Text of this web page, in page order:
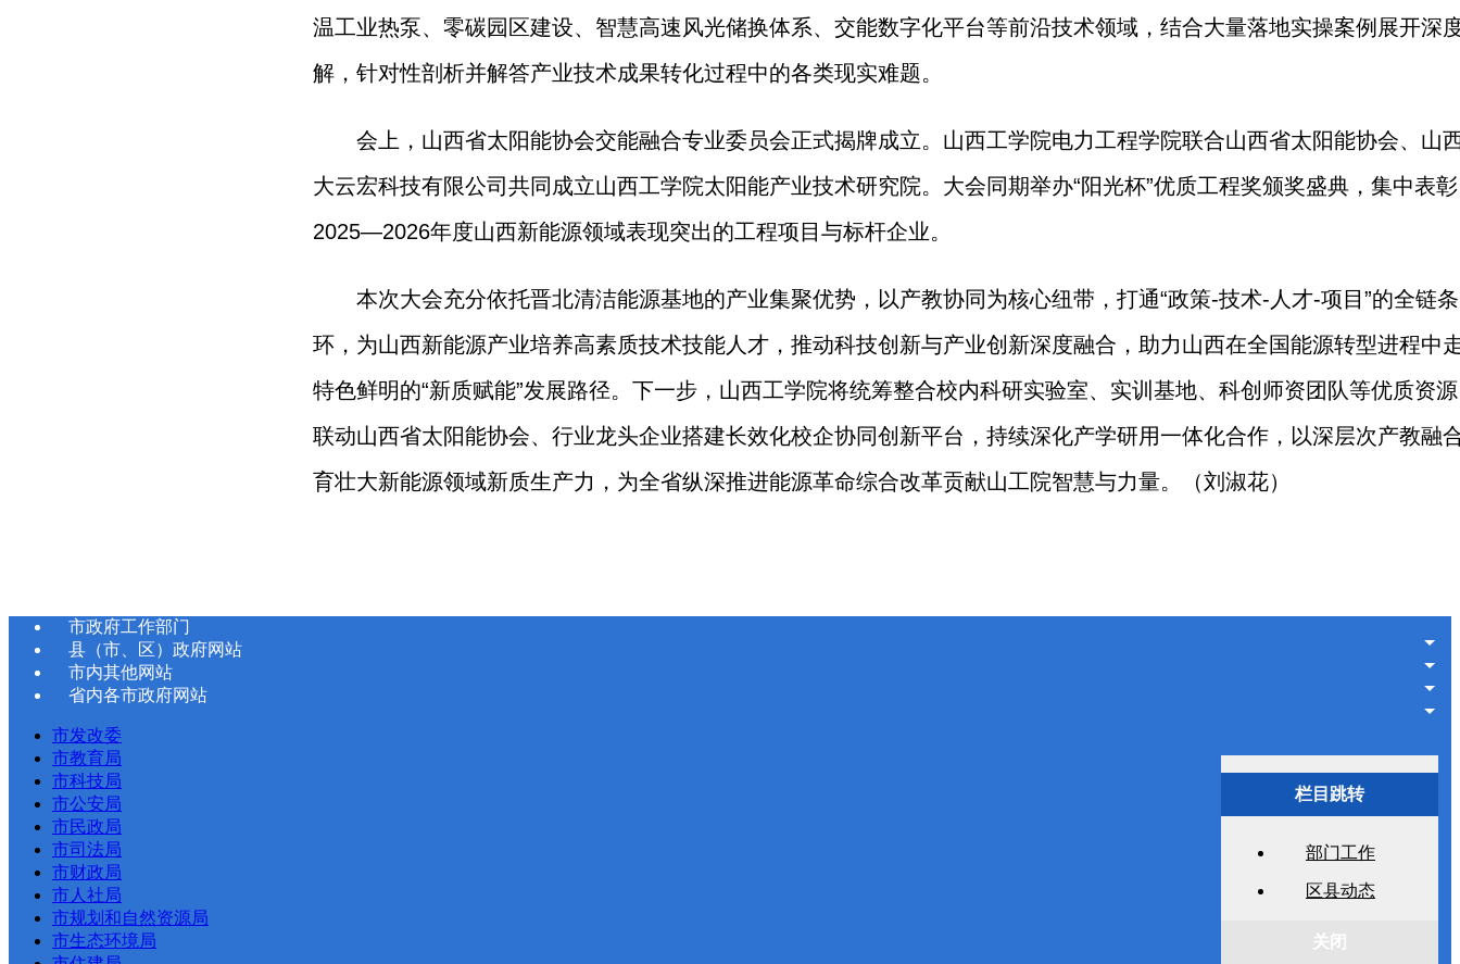
栏目跳转
部门工作
区县动态
关闭
温工业热泵、零碳园区建设、智慧高速风光储换体系、交能数字化平台等前沿技术领域，结合大量落地实操案例展开深
解，针对性剖析并解答产业技术成果转化过程中的各类现实难题。
会上，山西省太阳能协会交能融合专业委员会正式揭牌成立。山西工学院电力工程学院联合山西省太阳能协会、山
大云宏科技有限公司共同成立山西工学院太阳能产业技术研究院。大会同期举办“阳光杯”优质工程奖颁奖盛典，集中表彰
2025—2026年度山西新能源领域表现突出的工程项目与标杆企业。
本次大会充分依托晋北清洁能源基地的产业集聚优势，以产教协同为核心纽带，打通“政策-技术-人才-项目”的全链
环，为山西新能源产业培养高素质技术技能人才，推动科技创新与产业创新深度融合，助力山西在全国能源转型进程中
特色鲜明的“新质赋能”发展路径。下一步，山西工学院将统筹整合校内科研实验室、实训基地、科创师资团队等优质资
联动山西省太阳能协会、行业龙头企业搭建长效化校企协同创新平台，持续深化产学研用一体化合作，以深层次产教融
育壮大新能源领域新质生产力，为全省纵深推进能源革命综合改革贡献山工院智慧与力量。（刘淑花）
市政府工作部门
县（市、区）政府网站
市内其他网站
省内各市政府网站
市发改委
市教育局
市科技局
市公安局
市民政局
市司法局
市财政局
市人社局
市规划和自然资源局
市生态环境局